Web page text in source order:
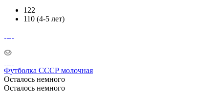
122
110 (4-5 лет)
Футболка СССР молочная
Осталось немного
Осталось немного